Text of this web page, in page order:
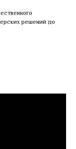
решений до